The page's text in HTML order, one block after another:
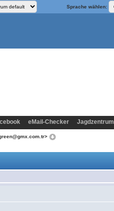
Sprache wählen:
eMail-Checker Jagdzentrum